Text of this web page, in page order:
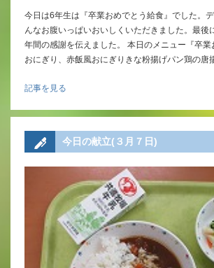
今日は6年生は『卒業おめでとう給食』でした。
んなお腹いっぱいおいしくいただきました。最後
年間の感謝を伝えました。 本日のメニュー『卒業
おにぎり、赤飯風おにぎりきな粉揚げパン鶏の唐
記事を見る
今日の献立(３月７日)